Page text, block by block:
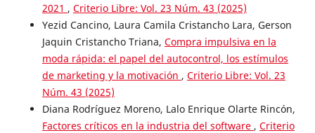
2021 , Criterio Libre: Vol. 23 Núm. 43 (2025)
Yezid Cancino, Laura Camila Cristancho Lara, Gerson
Jaquin Cristancho Triana, Compra impulsiva en la
moda rápida: el papel del autocontrol, los estímulos
de marketing y la motivación , Criterio Libre: Vol. 23
Núm. 43 (2025)
Diana Rodríguez Moreno, Lalo Enrique Olarte Rincón,
Factores críticos en la industria del software , Criterio